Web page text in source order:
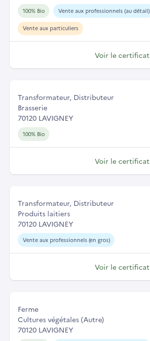
100% Bio Vente aux professionnels (au détail)
Vente aux particuliers
Voir le certificat
Transformateur, Distributeur
Brasserie
70120 LAVIGNEY
100% Bio
Voir le certificat
Transformateur, Distributeur
Produits laitiers
70120 LAVIGNEY
Vente aux professionnels (en gros)
Voir le certificat
Ferme
Cultures végétales (Autre)
70120 LAVIGNEY